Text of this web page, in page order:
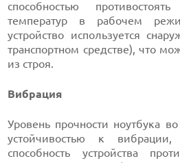
способностью
температур в рабочем
устройство используется
транспортном средстве), что
из строя.
Вибрация
Уровень прочности ноутбука
устойчивостью к вибрации,
способность устройства